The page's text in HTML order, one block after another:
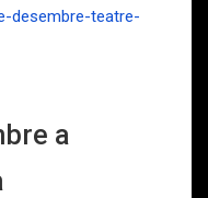
desembre-teatre-
a